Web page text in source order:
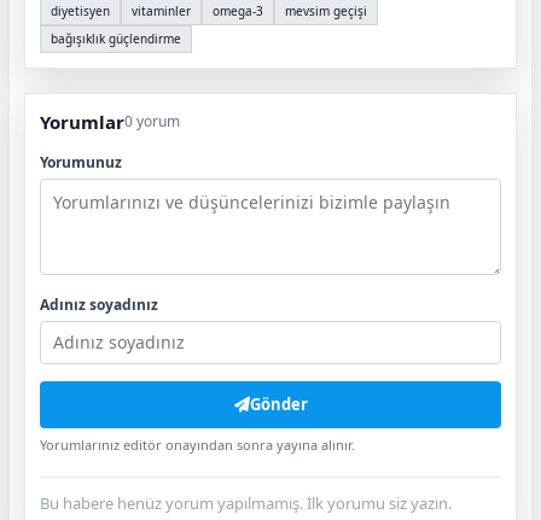
diyetisyen
vitaminler omega-3
mevsim geçişi
bağışıklık güçlendirme
Yorumlar0 yorum
Yorumunuz
Adınız soyadınız
Gönder
Yorumlarınız editör onayından sonra yayına alınır.
Bu habere henüz yorum yapılmamış. İlk yorumu siz yazın.